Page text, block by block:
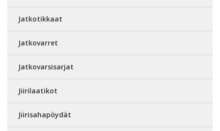
Jatkotikkaat
Jatkovarret
Jatkovarsisarjat
Jiirilaatikot
Jiirisahapöydät